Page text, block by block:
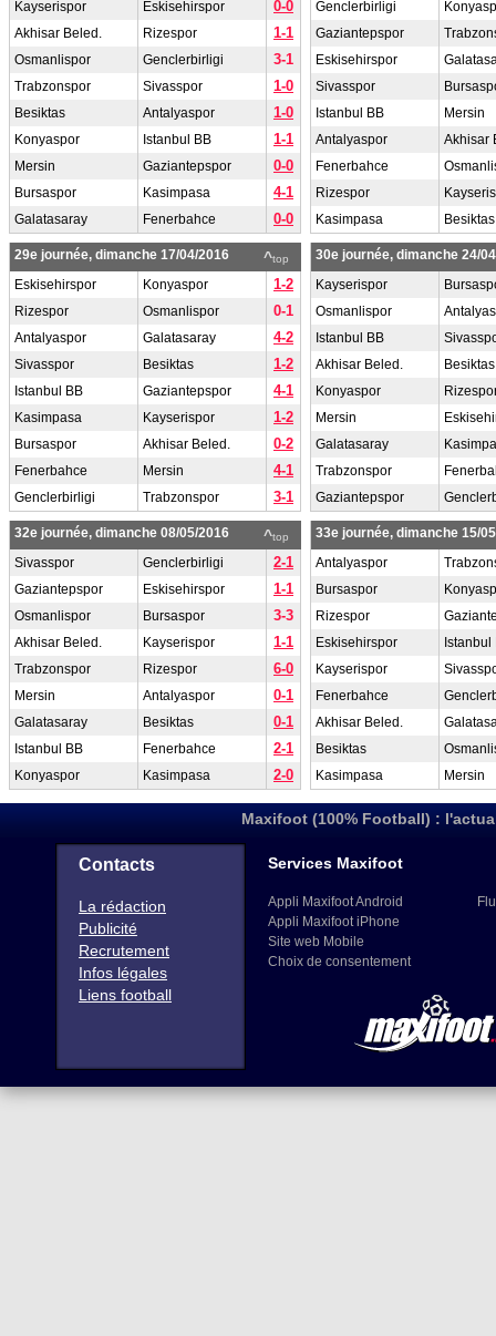
Kayserispor Eskisehirspor 0-0
Akhisar Beled. Rizespor 1-1
Osmanlispor Genclerbirligi 3-1
Trabzonspor Sivasspor 1-0
Besiktas Antalyaspor 1-0
Konyaspor Istanbul BB 1-1
Mersin Gaziantepspor 0-0
Bursaspor Kasimpasa 4-1
Galatasaray Fenerbahce 0-0
Genclerbirligi
Gaziantepspor
Eskisehirspor
Sivasspor
Istanbul BB
Mersin
Antalyaspor
Akhisar
Fenerbahce
Rizespor
Kasimpasa
Besiktas
^top
29e journée, dimanche 17/04/2016
Eskisehirspor
Konyaspor 1-2
Rizespor Osmanlispor 0-1
Antalyaspor Galatasaray 4-2
Sivasspor Besiktas 1-2
Istanbul BB Gaziantepspor 4-1
Kasimpasa Kayserispor 1-2
Bursaspor Akhisar Beled. 0-2
Fenerbahce Mersin 4-1
Genclerbirligi Trabzonspor 3-1
30e journée, dimanche 24/
Kayserispor
Osmanlispor
Istanbul BB
Akhisar Beled.
Besiktas
Konyaspor
Mersin
Galatasaray
Trabzonspor
Gaziantepspor
^top
32e journée, dimanche 08/05/2016
Sivasspor
Genclerbirligi 2-1
Gaziantepspor Eskisehirspor 1-1
Osmanlispor Bursaspor 3-3
Akhisar Beled. Kayserispor 1-1
Trabzonspor Rizespor 6-0
Mersin Antalyaspor 0-1
Galatasaray Besiktas 0-1
Istanbul BB Fenerbahce 2-1
Konyaspor Kasimpasa 2-0
33e journée, dimanche 15/
Antalyaspor
Bursaspor
Rizespor
Eskisehirspor
Istanbul
Kayserispor
Fenerbahce
Akhisar Beled.
Besiktas
Kasimpasa
Mersin
Maxifoot (100% Football) :
Contacts
La rédaction
Publicité
Recrutement
Infos légales
Liens football
Services Maxifoot
Appli Maxifoot Android
Appli Maxifoot iPhone
Site web Mobile
Choix de consentement